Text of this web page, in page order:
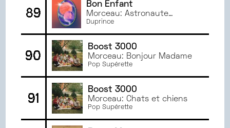
89
Bon Enfant
Morceau: Astronaute
amateur
Duprince
90
Boost 3000
Morceau: Bonjour Madame
Pop Supérette
91
Boost 3000
Morceau: Chats et chiens
Pop Supérette